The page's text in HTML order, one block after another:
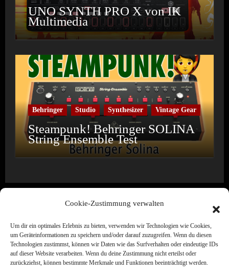
Cookie-Zustimmung verwalten
Um dir ein optimales Erlebnis zu bieten, verwenden wir Technologien wie Cookies,
um Geräteinformationen zu speichern und/oder darauf zuzugreifen. Wenn du diesen
Technologien zustimmst, können wir Daten wie das Surfverhalten oder eindeutige IDs
auf dieser Website verarbeiten. Wenn du deine Zustimmung nicht erteilst oder
zurückziehst, können bestimmte Merkmale und Funktionen beeinträchtigt werden.
UNO SYNTH PRO X von IK
Multimedia
Behringer Studio Synthesizer Vintage Gear
Steampunk! Behringer SOLINA
String Ensemble Test
Wine & Synths
Electronic Music · Label · Media · Creation